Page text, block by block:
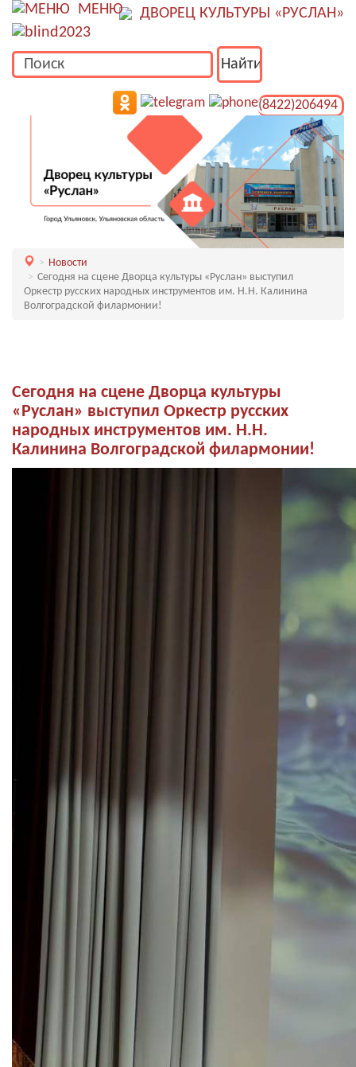
МЕНЮ ДВОРЕЦ КУЛЬТУРЫ «РУСЛАН»
(8422)206494
Новости
Сегодня на сцене Дворца культуры «Руслан» выступил
Оркестр русских народных инструментов им. Н.Н. Калинина
Волгоградской филармонии!
Сегодня на сцене Дворца культуры
«Руслан» выступил Оркестр русских
народных инструментов им. Н.Н.
Калинина Волгоградской филармонии!